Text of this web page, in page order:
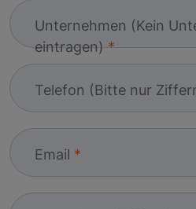
Unternehmen (Kein
eintragen)
Telefon (Bitte nur
Email